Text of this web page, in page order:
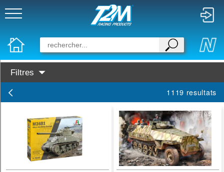
Filtres
Prochainement dispo
Marques :
Tamiya
1119 resultats